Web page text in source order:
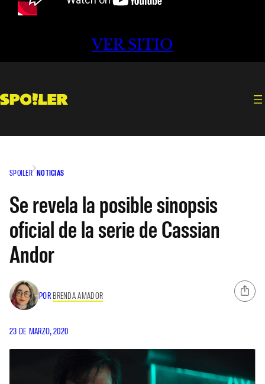
VER SITIO
SPOILER NOTICIAS
Se revela la posible sinopsis
oficial de la serie de Cassian
Andor
POR BRENDA AMADOR
23 DE MARZO, 2020